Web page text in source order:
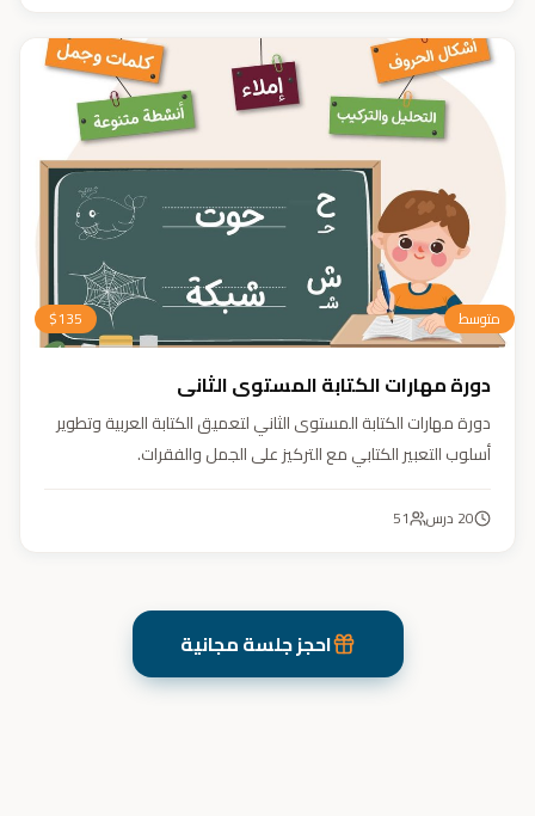
متوسط $135
دورة مهارات الكتابة المستوى الثاني
دورة مهارات الكتابة المستوى الثاني لتعميق الكتابة العربية وتطوير
أسلوب التعبير الكتابي مع التركيز على الجمل والفقرات.
20 درس 51
احجز جلسة مجانية